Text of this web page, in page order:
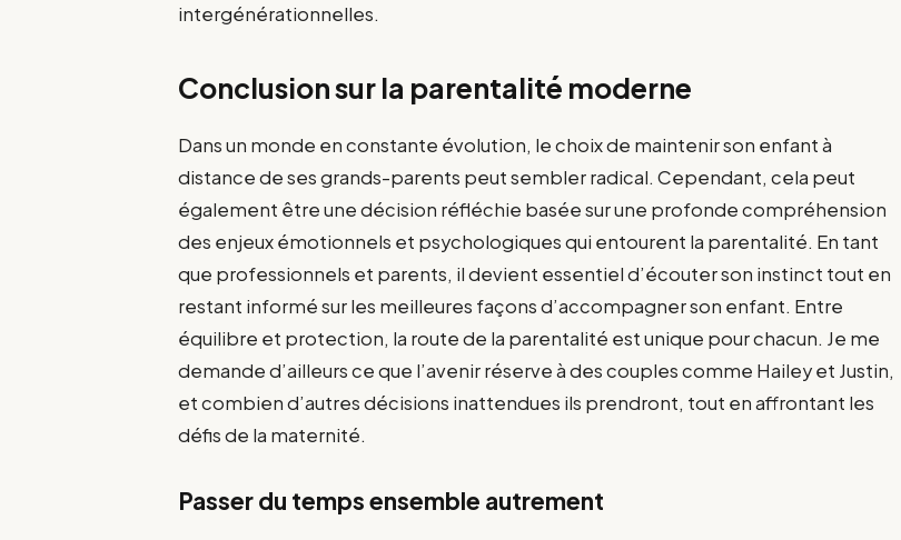
intergénérationnelles.
Conclusion sur la parentalité moderne
Dans un monde en constante évolution, le choix de maintenir son enfant à
distance de ses grands-parents peut sembler radical. Cependant, cela peut
également être une décision réfléchie basée sur une profonde compréhension
des enjeux émotionnels et psychologiques qui entourent la parentalité. En tant
que professionnels et parents, il devient essentiel d’écouter son instinct tout en
restant informé sur les meilleures façons d’accompagner son enfant. Entre
équilibre et protection, la route de la parentalité est unique pour chacun. Je me
demande d’ailleurs ce que l’avenir réserve à des couples comme Hailey et Justin,
et combien d’autres décisions inattendues ils prendront, tout en affrontant les
défis de la maternité.
Passer du temps ensemble autrement